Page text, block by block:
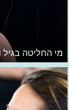
מי החליטה בגיל 3 להיות פסנתרנית?